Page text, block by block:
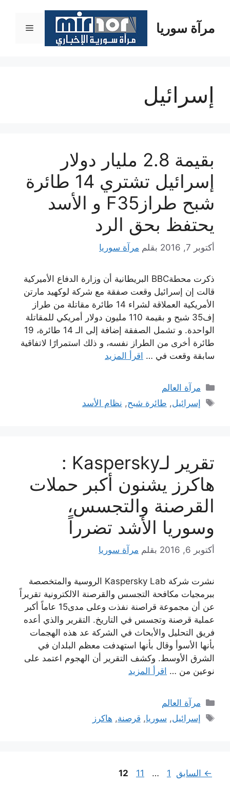
المحتوىمرآة سوريا القائمة
إسرائيل
بقيمة 2.8 مليار دولار
إسرائيل تشتري 14 طائرة
شبح طرازF35 و الأسد
يحتفظ بحق الرد
أكتوبر 7, 2016 بقلم مرآة سوريا
ذكرت محطةBBC البريطانية أن وزارة الدفاع الأميركية
قالت إن إسرائيل وقعت صفقة مع شركة لوكهيد مارتن
الأمريكية العملاقة لشراء 14 طائرة مقاتلة من طراز
إف35 شبح و بقيمة 110 مليون دولار أمريكي للمقاتلة
الواحدة. و تشمل الصفقة إضافة إلى الـ 14 طائرة، 19
طائرة أخرى من الطراز نفسه، و ذلك استمرارًا لاتفاقية
سابقة وقعت في … اقرأ المزيد
التصنيفات
مرآة العالم
الوسوم
إسرائيل, طائرة شبح, نظام الأسد
تقرير لـKaspersky :
هاكرز يشنون أكبر حملات
القرصنة والتجسس،
وسوريا الأشد تضرراً
أكتوبر 6, 2016 بقلم مرآة سوريا
نشرت شركة Kaspersky Lab الروسية والمتخصصة
ببرمجيات مكافحة التجسس والقرصنة الالكترونية تقريراً
عن أن مجموعة قراصنة نفذت وعلى مدى15 عاماً أكبر
عملية قرصنة وتجسس في التاريخ. التقرير والذي أعده
فريق التحليل والأبحاث في الشركة عد هذه الهجمات
بأنها الأسوأ وقال بأنها استهدفت معظم البلدان في
الشرق الأوسط. وكشف التقرير أن الهجوم اعتمد على
نوعين من … اقرأ المزيد
التصنيفات
مرآة العالم
الوسوم
إسرائيل, سوريا, قرصنة, هاكرز
← السابق Page
1
…
Page
11
Page
12